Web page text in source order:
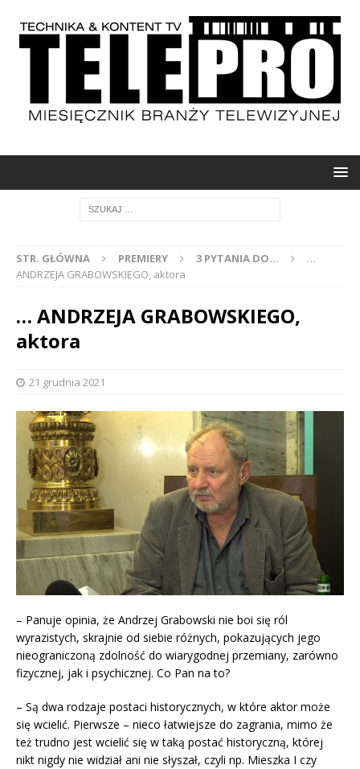
STR. GŁÓWNA PREMIERY 3 PYTANIA DO...
…
ANDRZEJA GRABOWSKIEGO, aktora
… ANDRZEJA GRABOWSKIEGO,
aktora
21 grudnia 2021
– Panuje opinia, że Andrzej Grabowski nie boi się ról
wyrazistych, skrajnie od siebie różnych, pokazujących jego
nieograniczoną zdolność do wiarygodnej przemiany, zarówno
fizycznej, jak i psychicznej. Co Pan na to?
– Są dwa rodzaje postaci historycznych, w które aktor może
się wcielić. Pierwsze – nieco łatwiejsze do zagrania, mimo że
też trudno jest wcielić się w taką postać historyczną, której
nikt nigdy nie widział ani nie słyszał, czyli np. Mieszka I czy